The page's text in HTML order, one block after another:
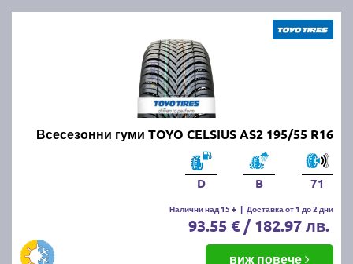
Всесезонни гуми TOYO CELSIUS AS2 195/55 R16
D B 71
Налични над 15 + | Доставка от 1 до 2 дни
93.55 € / 182.97 лв.
виж повече